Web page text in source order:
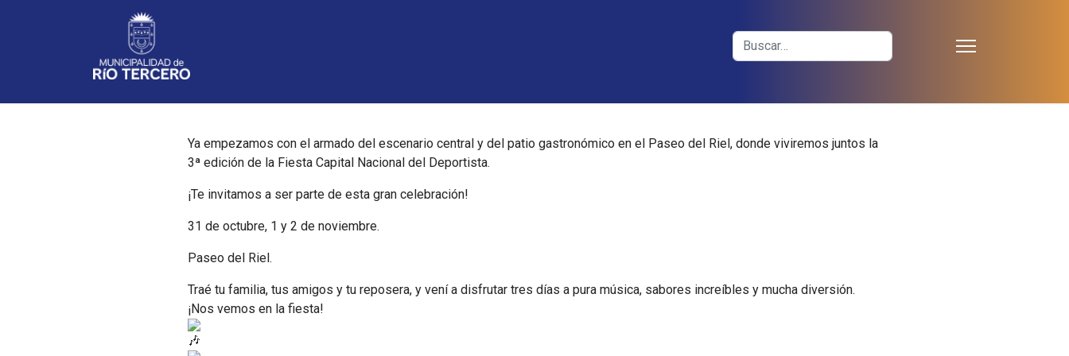
Buscar
Ya empezamos con el armado del escenario central y del patio gastronómico en el Paseo del Riel, donde viviremos juntos la
3ª edición de la Fiesta Capital Nacional del Deportista.
¡Te invitamos a ser parte de esta gran celebración!
31 de octubre, 1 y 2 de noviembre.
Paseo del Riel.
Traé tu familia, tus amigos y tu reposera, y vení a disfrutar tres días a pura música, sabores increíbles y mucha diversión.
¡Nos vemos en la fiesta!